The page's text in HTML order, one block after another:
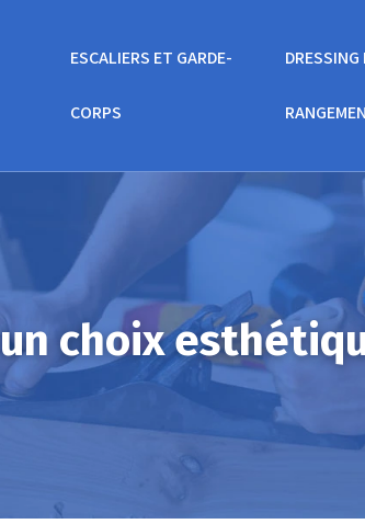
ESCALIERS ET GARDE-
CORPS
DRESSING
choix